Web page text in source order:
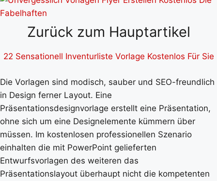
Zurück zum Hauptartikel
22 Sensationell Inventurliste Vorlage Kostenlos Für Sie
Die Vorlagen sind modisch, sauber und SEO-freundlich
in Design ferner Layout. Eine
Präsentationsdesignvorlage erstellt eine Präsentation,
ohne sich um eine Designelemente kümmern über
müssen. Im kostenlosen professionellen Szenario
einhalten die mit PowerPoint gelieferten
Entwurfsvorlagen des weiteren das
Präsentationslayout überhaupt nicht die kompetenten